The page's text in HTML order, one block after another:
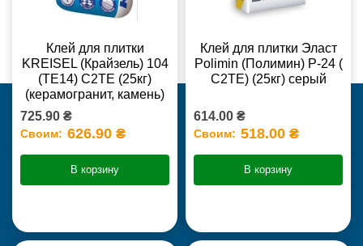
Клей для плитки
KREISEL (Крайзель) 104
(ТЕ14) С2TE (25кг)
(керамогранит, камень)
725.90 ₴
Своим: 626.90 ₴
В корзину
Клей для плитки Эласт
Polimin (Полимин) Р-24 (
С2ТЕ) (25кг) серый
614.00 ₴
Своим: 518.00 ₴
В корзину